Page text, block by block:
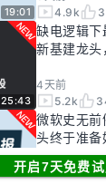
19:01
4.9k
25:43
缺电逻辑下
新基建龙头
4天前
5.2k
微软史无前
头终于准备
6天前
开启7天免费试